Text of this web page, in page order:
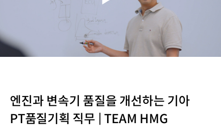
엔진과 변속기 품질을 개선하는 기아
PT품질기획 직무 | TEAM HMG